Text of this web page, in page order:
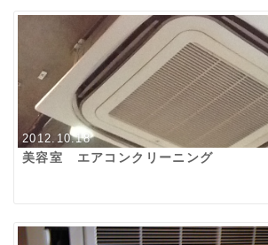
2012.10.18
美容室 エアコンクリーニング